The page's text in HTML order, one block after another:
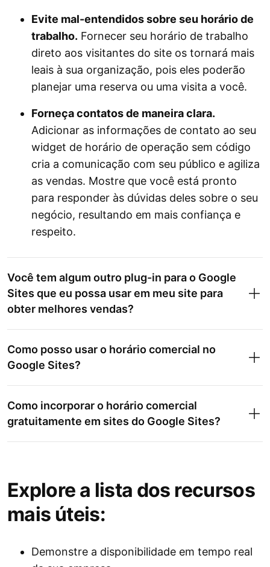
Evite mal-entendidos sobre seu horário de
trabalho. Fornecer seu horário de trabalho
direto aos visitantes do site os tornará mais
leais à sua organização, pois eles poderão
planejar uma reserva ou uma visita a você.
Forneça contatos de maneira clara.
Adicionar as informações de contato ao seu
widget de horário de operação sem código
cria a comunicação com seu público e agiliza
as vendas. Mostre que você está pronto
para responder às dúvidas deles sobre o seu
negócio, resultando em mais confiança e
respeito.
Você tem algum outro plug-in para o Google
Sites que eu possa usar em meu site para
obter melhores vendas?
Como posso usar o horário comercial no
Google Sites?
Como incorporar o horário comercial
gratuitamente em sites do Google Sites?
Explore a lista dos recursos
mais úteis:
Demonstre a disponibilidade em tempo real